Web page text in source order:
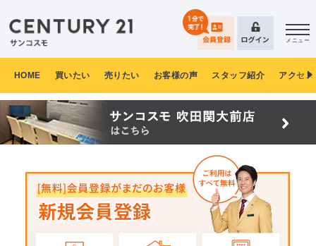
メニュー
HOME 買いたい 売りたい お客様の声 スタッフ紹介 アクセ